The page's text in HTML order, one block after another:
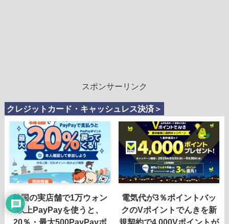
スポンサーリンク
クレジットカード・キャッシュレス決済＞
韓国の実店舗で1万ウォン
以上PayPayを使うと、
電気代が3％ポイントバッ
クのVポイントでんきを新